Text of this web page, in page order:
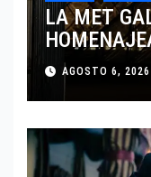
LA MET
DEL
AGOSTO 6, 2026